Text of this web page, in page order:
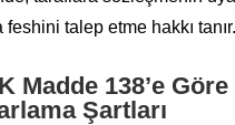
feshini talep etme hakkı tanır.
Madde 138’e Göre
Şartları